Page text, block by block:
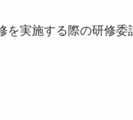
を実施する際の研修